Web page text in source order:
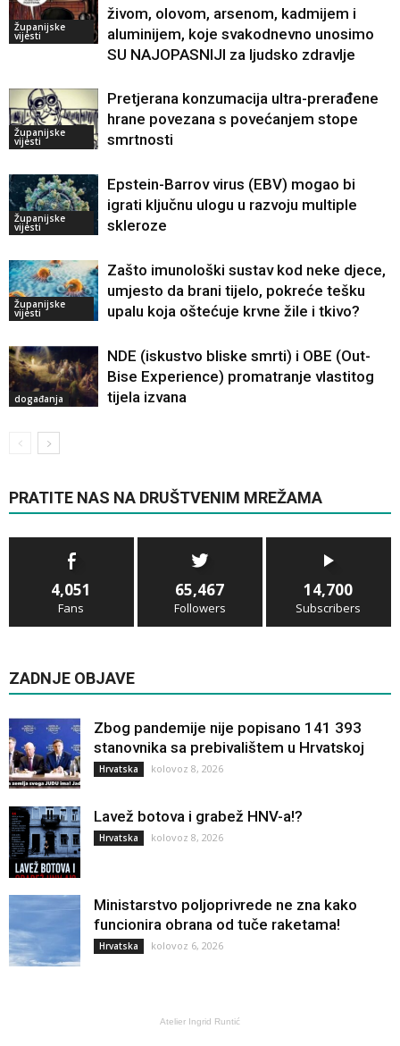
Županijske
vijesti
živom, olovom, arsenom, kadmijem i
aluminijem, koje svakodnevno unosimo
SU NAJOPASNIJI za ljudsko zdravlje
Županijske
vijesti
Pretjerana konzumacija ultra-prerađene
hrane povezana s povećanjem stope
smrtnosti
Županijske
vijesti
Epstein-Barrov virus (EBV) mogao bi
igrati ključnu ulogu u razvoju multiple
skleroze
Županijske
vijesti
Zašto imunološki sustav kod neke djece,
umjesto da brani tijelo, pokreće tešku
upalu koja oštećuje krvne žile i tkivo?
događanja
NDE (iskustvo bliske smrti) i OBE (Out-
Bise Experience) promatranje vlastitog
tijela izvana
PRATITE NAS NA DRUŠTVENIM MREŽAMA
4,051
Fans
65,467
Followers
14,700
Subscribers
ZADNJE OBJAVE
Zbog pandemije nije popisano 141 393
stanovnika sa prebivalištem u Hrvatskoj
Hrvatska kolovoz 8, 2026
Lavež botova i grabež HNV-a!?
Hrvatska kolovoz 8, 2026
Ministarstvo poljoprivrede ne zna kako
funcionira obrana od tuče raketama!
Hrvatska kolovoz 6, 2026
Atelier Ingrid Runtić